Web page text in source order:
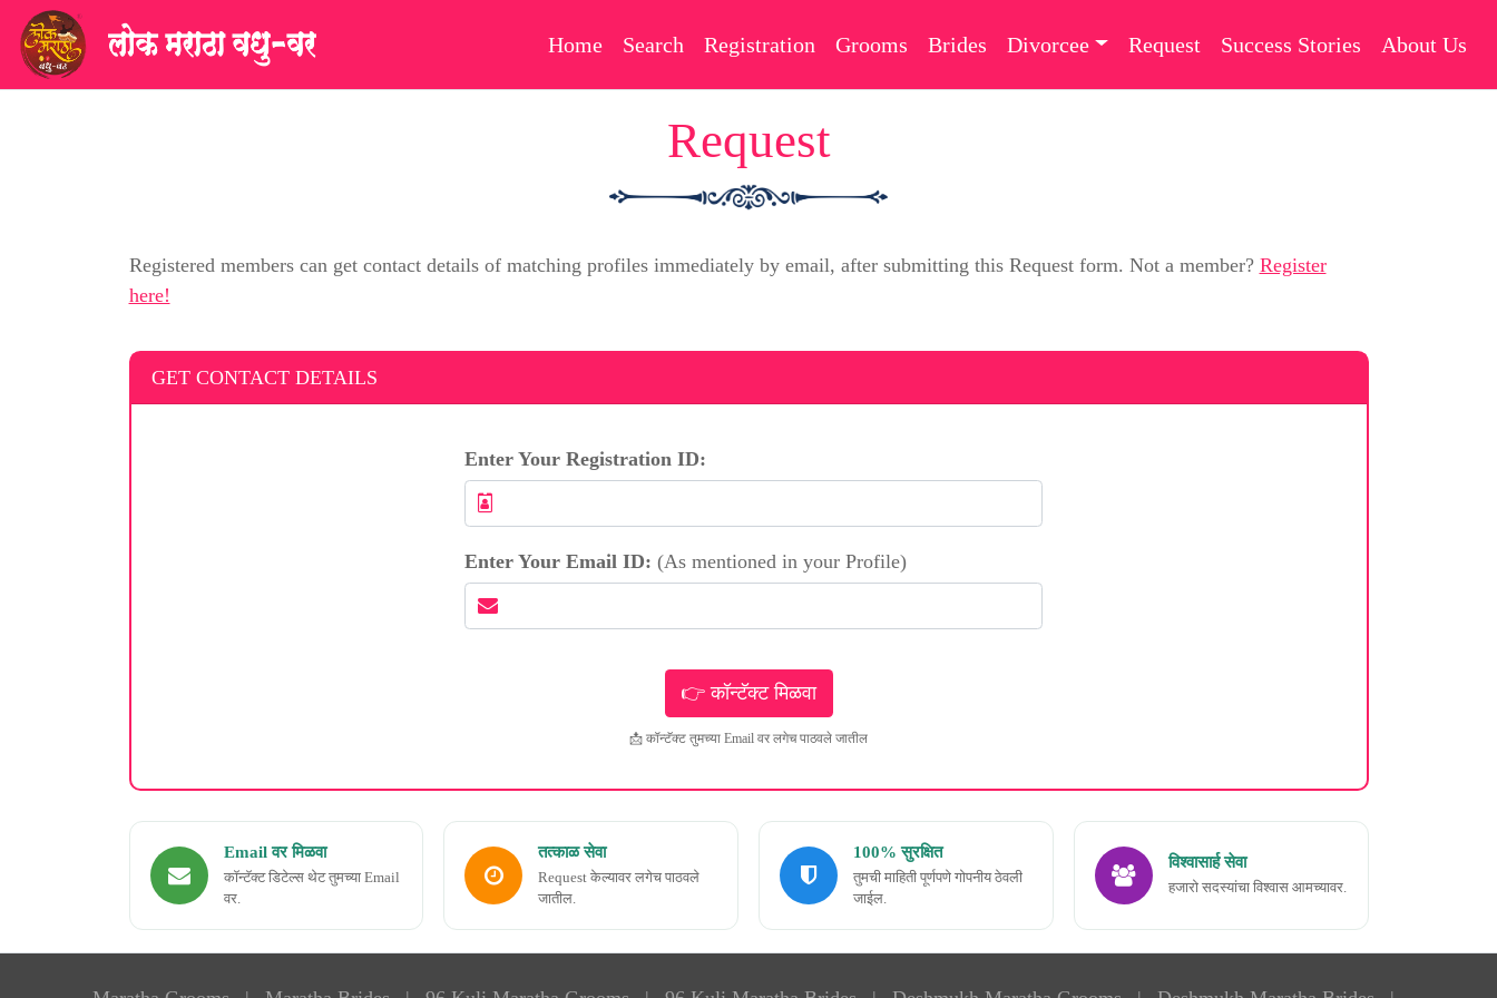
Home Search Registration Grooms Brides Divorcee Request Success Stories About Us
Request
Registered members can get contact details of matching profiles immediately by email, after submitting this Request form. Not a member? Register
here!
GET CONTACT DETAILS
Enter Your Registration ID:
Enter Your Email ID: (As mentioned in your Profile)
📩 कॉन्टॅक्ट तुमच्या Email वर लगेच पाठवले जातील
Email वर मिळवा
कॉन्टॅक्ट डिटेल्स थेट तुमच्या Email
वर.
तत्काळ सेवा
Request केल्यावर लगेच पाठवले
जातील.
100% सुरक्षित
तुमची माहिती पूर्णपणे गोपनीय ठेवली
जाईल.
विश्वासार्ह सेवा
हजारो सदस्यांचा विश्वास आमच्यावर.